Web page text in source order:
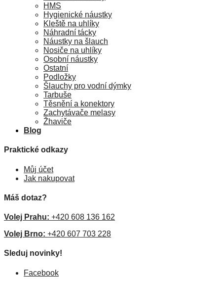
HMS
Hygienické náustky
Kleště na uhlíky
Náhradní tácky
Náustky na šlauch
Nosiče na uhlíky
Osobní náustky
Ostatní
Podložky
Šlauchy pro vodní dýmky
Tarbuše
Těsnění a konektory
Zachytávače melasy
Žhaviče
Blog
Praktické odkazy
Můj účet
Jak nakupovat
Máš dotaz?
Volej Prahu: +420 608 136 162
Volej Brno: +420 607 703 228
Sleduj novinky!
Facebook